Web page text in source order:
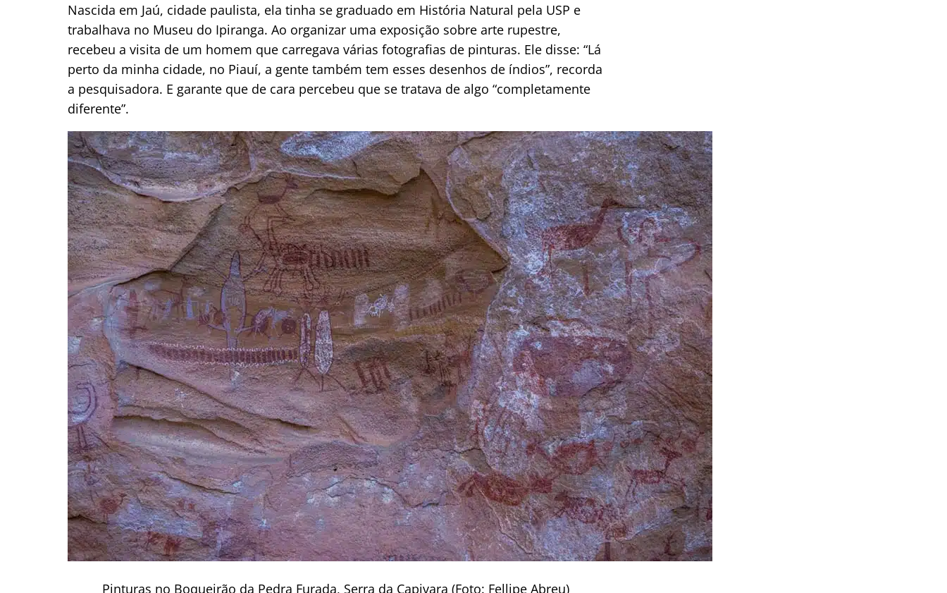
Nascida em Jaú, cidade paulista, ela tinha se graduado em História Natural pela USP e
trabalhava no Museu do Ipiranga. Ao organizar uma exposição sobre arte rupestre,
recebeu a visita de um homem que carregava várias fotografias de pinturas. Ele disse: “Lá
perto da minha cidade, no Piauí, a gente também tem esses desenhos de índios”, recorda
a pesquisadora. E garante que de cara percebeu que se tratava de algo “completamente
diferente”.
Pinturas no Boqueirão da Pedra Furada, Serra da Capivara (Foto: Fellipe Abreu)